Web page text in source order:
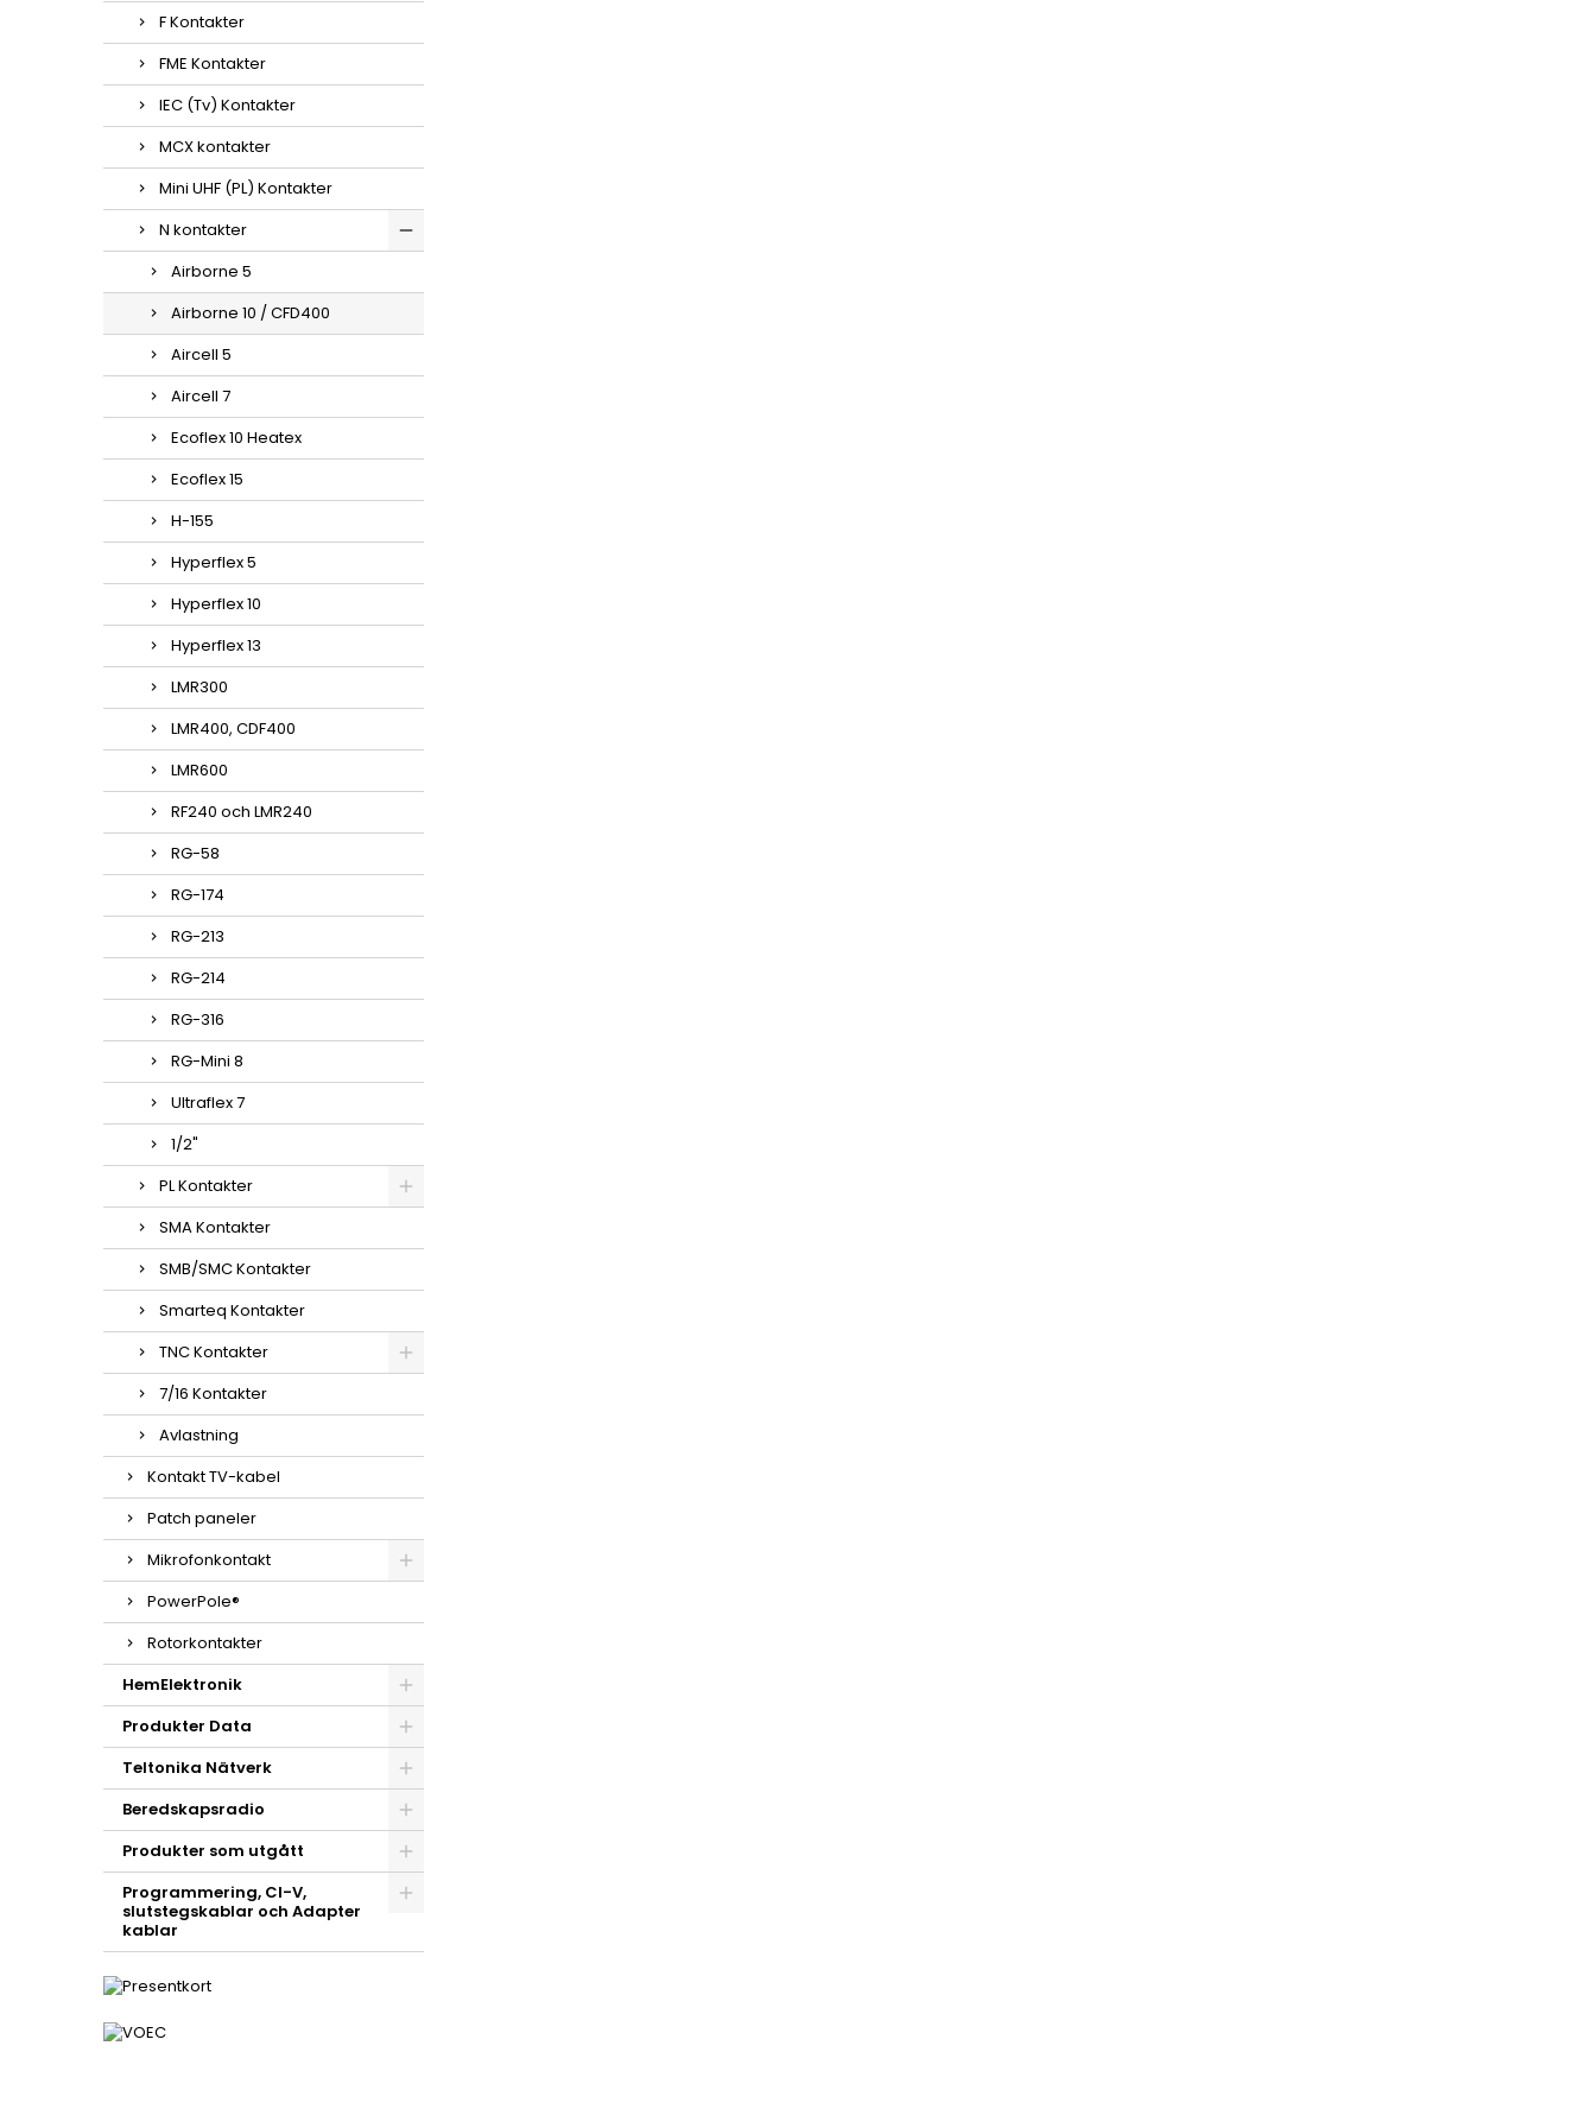
F Kontakter
FME Kontakter
IEC (Tv) Kontakter
MCX kontakter
Mini UHF (PL) Kontakter
N kontakter
Airborne 5
Airborne 10 / CFD400
Aircell 5
Aircell 7
Ecoflex 10 Heatex
Ecoflex 15
H-155
Hyperflex 5
Hyperflex 10
Hyperflex 13
LMR300
LMR400, CDF400
LMR600
RF240 och LMR240
RG-58
RG-174
RG-213
RG-214
RG-316
RG-Mini 8
Ultraflex 7
1/2"
PL Kontakter
SMA Kontakter
SMB/SMC Kontakter
Smarteq Kontakter
TNC Kontakter
7/16 Kontakter
Avlastning
Kontakt TV-kabel
Patch paneler
Mikrofonkontakt
PowerPole®
Rotorkontakter
HemElektronik
Produkter Data
Teltonika Nätverk
Beredskapsradio
Produkter som utgått
Programmering, CI-V,
slutstegskablar och Adapter
kablar